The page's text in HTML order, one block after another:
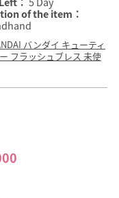
of the item：
バンダイ キューティ
フラッシュブレス 未使